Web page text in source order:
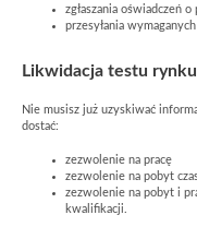
zgłaszania oświadczeń
przesyłania
Likwidacja testu
Nie musisz już uzyskiwać
dostać:
zezwolenie na pracę
zezwolenie na pobyt
zezwolenie na pobyt i
kwalifikacji.